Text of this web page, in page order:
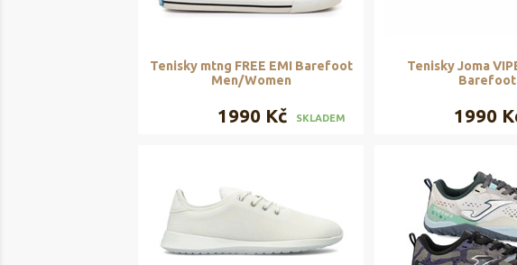
Tenisky mtng FREE EMI Barefoot
Men/Women
1990 Kč SKLADEM
Tenisky Joma
Barefoot
1990